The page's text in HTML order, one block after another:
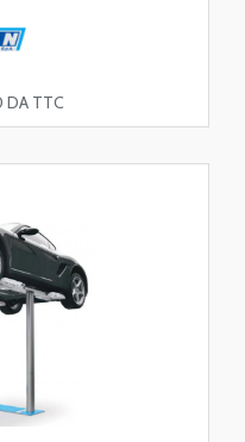
DA TTC